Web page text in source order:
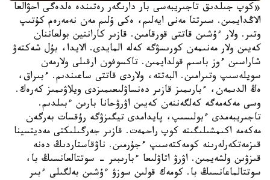
«كوپ جىلدىق تاجىريبەسى بار دارىگەر رەتىندە ەلدەگى احۋالعا
الاڭدايمىن. سىرتتا مەنى ايەلىم، ەكى ۇلىم مەن نەمەرەم كۇتىپ
وتىر. ولار ءۇشىن قاتتى قورقامىن. قازىر كارانتين بولعاننان
كەيىن ولار مەنىمەن كورىسۋگە كەلە المايدى. الايدا، بۇل شەكتەۋ
شاراسىن ءوز باسىم قولدايمىن. تاكسوفون ارقىلى ولارمەن
سويلەسىپ وتىرامىن. البەتتە، ولاردى قاتتى ساعىندىم. ءبىراق،
ەڭ الدىمەن، ءبارىمىز قازىر دەنساۋلىعىمىزدى ويلاۋىمىز كەرەك.
وسى مەكەمەگە كەلگەننەن كەيىن اۋرۋحانا بارىن ءبىلدىم.
تاجىريبەمدى ءبولىسىپ، پايدامدى تيگىزۋگە رۇقسات بەرگەن
مەكەمە اكىمشىلىگىنە كوپ راحمەت. قازىر جەرگىلىكتى مەديتسينا
قىزمەتكەرلەرىنە كومەكتەسىپ ءجۇرمىن. ناۋقاستاردىڭ دەنە
قىزۋىن ولشەيمىن. اۋرۋ اتاۋلىعا ءبارىبىر - سوتتالعانسىڭ با،
سوتتالماعانسىڭ با. كومەك قولىن سوزۋ ءۇشىن بەلگىلى ءبىر